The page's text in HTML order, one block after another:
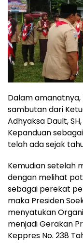
Dalam
sambutan dari
Adhyaksa Dault,
Kepanduan
telah ada sejak
Kemudian setelah
dengan melihat
sebagai perekat
maka Presiden
menyatukan
menjadi Gerakan
Keppres No. 238